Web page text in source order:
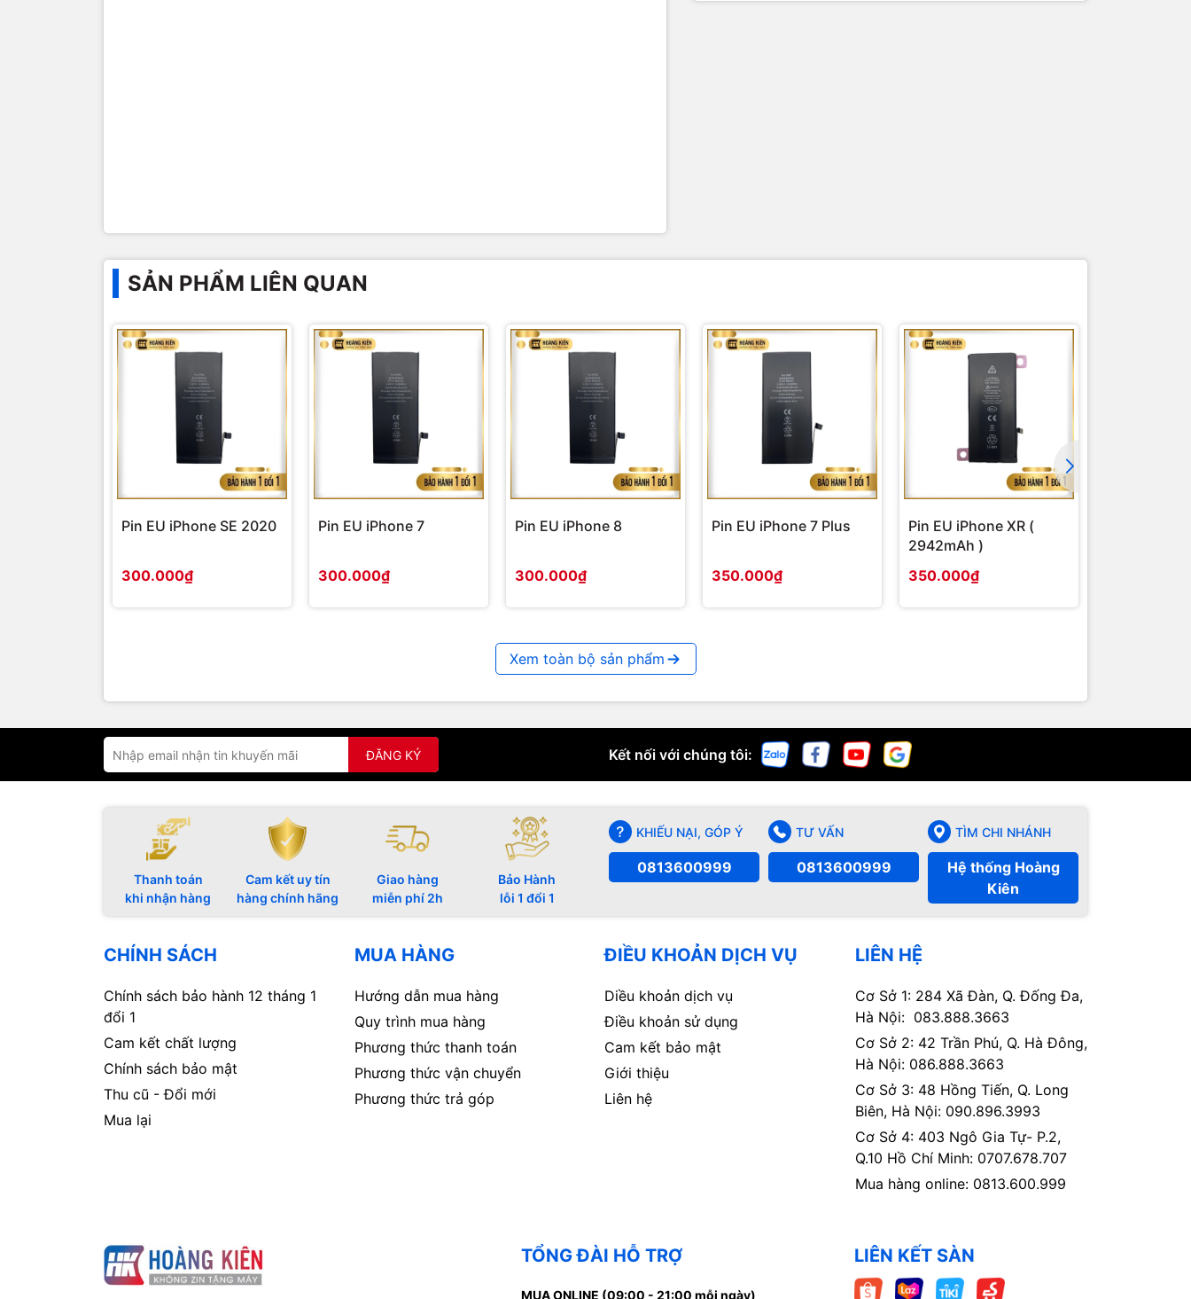
SẢN PHẨM LIÊN QUAN
Pin EU iPhone SE 2020
300.000₫
Pin EU iPhone 7
300.000₫
Pin EU iPhone 8
300.000₫
Pin EU iPhone 7 Plus
350.000₫
Pin EU iPhone XR (
2942mAh )
350.000₫
Xem toàn bộ sản phẩm
ĐĂNG KÝ Kết nối với chúng tôi:
Thanh toán
khi nhận hàng
Cam kết uy tín
hàng chính hãng
Giao hàng
miễn phí 2h
Bảo Hành
lỗi 1 đổi 1
KHIẾU NẠI, GÓP Ý
0813600999
TƯ VẤN
0813600999
TÌM CHI NHÁNH
Hệ thống Hoàng
Kiên
CHÍNH SÁCH
Chính sách bảo hành 12 tháng 1
đổi 1
Cam kết chất lượng
Chính sách bảo mật
Thu cũ - Đổi mới
Mua lại
MUA HÀNG
Hướng dẫn mua hàng
Quy trình mua hàng
Phương thức thanh toán
Phương thức vận chuyển
Phương thức trả góp
ĐIỀU KHOẢN DỊCH VỤ
Diều khoản dịch vụ
Điều khoản sử dụng
Cam kết bảo mật
Giới thiệu
Liên hệ
LIÊN HỆ
Cơ Sở 1: 284 Xã Đàn, Q. Đống Đa,
Hà Nội: 083.888.3663
Cơ Sở 2: 42 Trần Phú, Q. Hà Đông,
Hà Nội: 086.888.3663
Cơ Sở 3: 48 Hồng Tiến, Q. Long
Biên, Hà Nội: 090.896.3993
Cơ Sở 4: 403 Ngô Gia Tự- P.2,
Q.10 Hồ Chí Minh: 0707.678.707
Mua hàng online: 0813.600.999
TỔNG ĐÀI HỖ TRỢ
MUA ONLINE (09:00 - 21:00 mỗi ngày)
LIÊN KẾT SÀN